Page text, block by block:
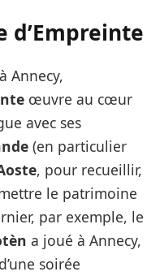
d’Empreinte
Annecy,
œuvre au cœur
avec ses
(en particulier
, pour recueillir,
le patrimoine
par exemple, le
a joué à Annecy,
soirée